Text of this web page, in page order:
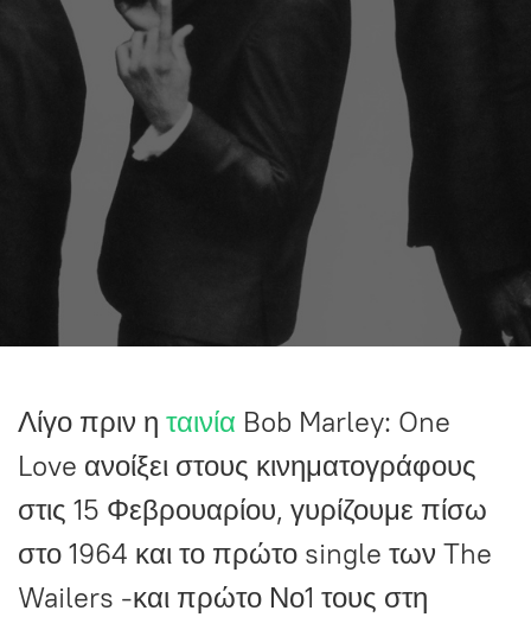
Λίγο πριν η ταινία Bob Marley: One
Love ανοίξει στους κινηματογράφους
στις 15 Φεβρουαρίου, γυρίζουμε πίσω
στο 1964 και το πρώτο single των The
Wailers -και πρώτο Νο1 τους στη